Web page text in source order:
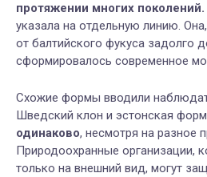
протяжении многих поколений.
указала на отдельную линию.
от балтийского фукуса задолго
сформировалось современное
Схожие формы вводили
Шведский клон и эстонская
одинаково, несмотря на разное
Природоохранные организации,
только на внешний вид, могут